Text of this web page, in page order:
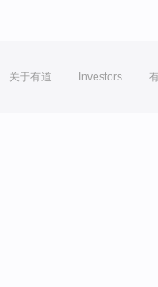
关于有道 Investors